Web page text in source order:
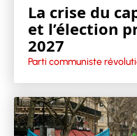
La crise du
et l’élection
2027
Parti communiste